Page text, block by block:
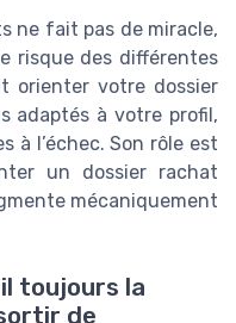
ne fait pas de miracle,
risque des différentes
orienter votre dossier
adaptés à votre profil,
à l’échec. Son rôle est
un dossier rachat
mécaniquement
toujours la
de